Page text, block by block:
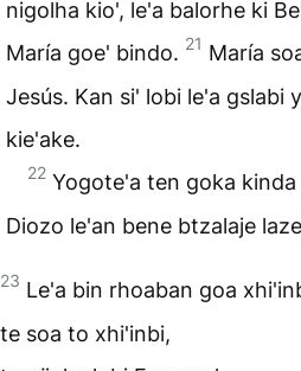
nigolha kio', le'a balorhe ki
María goe' bindo. 21 María
Jesús. Kan si' lobi le'a gslabi
kie'ake.
22 Yogote'a ten goka
Diozo le'an bene btzalaje
23 Le'a bin rhoaban goa
te soa to xhi'inbi,